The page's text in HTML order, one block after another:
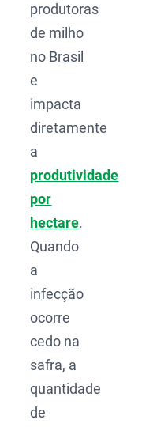
produtoras
de milho
no Brasil
e
impacta
diretamente
a
produtividade
por
hectare.
Quando
a
infecção
ocorre
cedo na
safra, a
quantidade
de